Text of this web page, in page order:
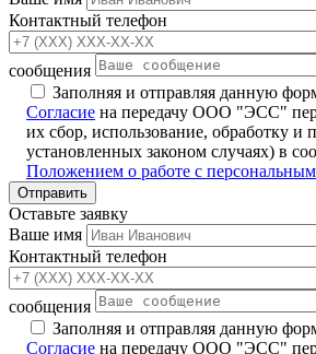
Контактный телефон
сообщения
Заполняя и отправляя данную
Согласие на передачу ООО "ЭСС"
их сбор, использование, обработку и
установленных законом случаях) в
Положением о работе с
Оставьте заявку
Ваше имя
Контактный телефон
сообщения
Заполняя и отправляя данную
Согласие на передачу ООО "ЭСС"